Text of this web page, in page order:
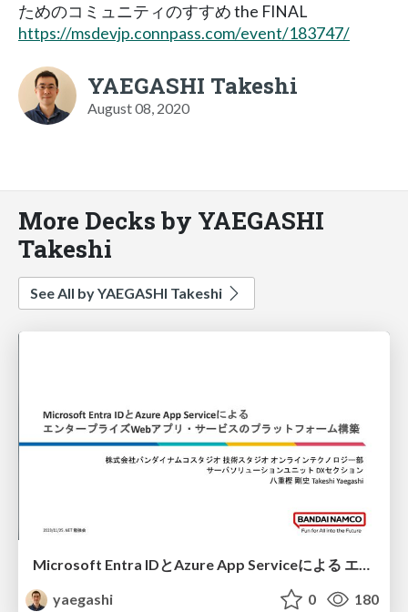
ためのコミュニティのすすめ the FINAL
https://msdevjp.connpass.com/event/183747/
YAEGASHI Takeshi
August 08, 2020
More Decks by YAEGASHI
Takeshi
See All by YAEGASHI Takeshi
Microsoft Entra IDとAzure App Serviceによる エンタープライズWebアプリ・サービスのプラットフォーム構築
yaegashi
0 180